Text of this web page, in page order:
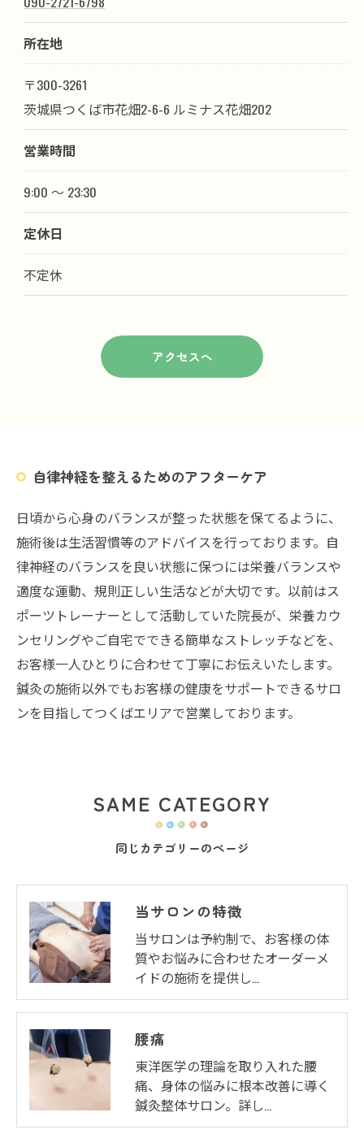
所在地
〒300-3261
茨城県つくば市花畑2-6-6 ルミナス花畑202
営業時間
9:00 ～ 23:30
定休日
不定休
アクセスへ
自律神経を整えるためのアフターケア
日頃から心身のバランスが整った状態を保てるように、
施術後は生活習慣等のアドバイスを行っております。自
律神経のバランスを良い状態に保つには栄養バランスや
適度な運動、規則正しい生活などが大切です。以前はス
ポーツトレーナーとして活動していた院長が、栄養カウ
ンセリングやご自宅でできる簡単なストレッチなどを、
お客様一人ひとりに合わせて丁寧にお伝えいたします。
鍼灸の施術以外でもお客様の健康をサポートできるサロ
ンを目指してつくばエリアで営業しております。
同じカテゴリーのページ
SAME CATEGORY
当サロンの特徴
当サロンは予約制で、お客様の体
質やお悩みに合わせたオーダーメ
イドの施術を提供し…
腰痛
東洋医学の理論を取り入れた腰
痛、身体の悩みに根本改善に導く
鍼灸整体サロン。詳し…